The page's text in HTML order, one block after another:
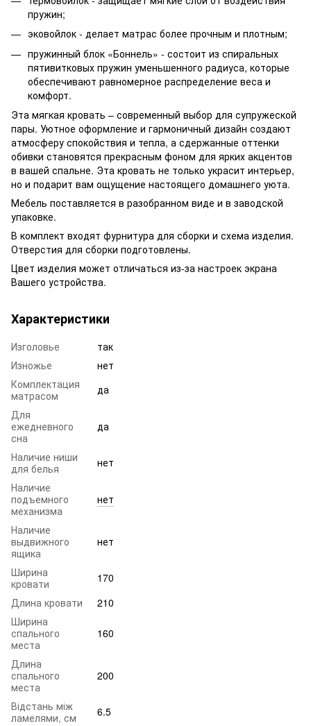
пружин;
эковойлок - делает матрас более прочным и плотным;
пружинный блок «Боннель» - состоит из спиральных
пятивитковых пружин уменьшенного радиуса, которые
обеспечивают равномерное распределение веса и
комфорт.
Эта мягкая кровать – современный выбор для супружеской
пары. Уютное оформление и гармоничный дизайн создают
атмосферу спокойствия и тепла, а сдержанные оттенки
обивки становятся прекрасным фоном для ярких акцентов
в вашей спальне. Эта кровать не только украсит интерьер,
но и подарит вам ощущение настоящего домашнего уюта.
Мебель поставляется в разобранном виде и в заводской
упаковке.
В комплект входят фурнитура для сборки и схема изделия.
Отверстия для сборки подготовлены.
Цвет изделия может отличаться из-за настроек экрана
Вашего устройства.
Характеристики
Изголовье
так
Изножье
нет
Комплектация
матрасом
да
Для
ежедневного
сна
да
Наличие ниши
для белья
нет
Наличие
подъемного
механизма
нет
Наличие
выдвижного
ящика
нет
Ширина
кровати
170
Длина кровати
210
Ширина
спального
места
160
Длина
спального
места
200
Відстань між
ламелями, см
6.5